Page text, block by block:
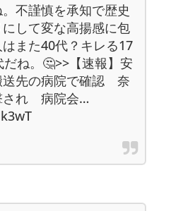
不謹慎を承知で歴史
して変な高揚感に包
また40代？キレる17
ね。🤔>>【速報】安
先の病院で確認 奈
され 病院会…